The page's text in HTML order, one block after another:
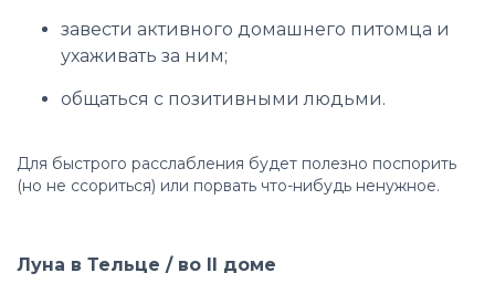
завести активного домашнего питомца и
ухаживать за ним;
общаться с позитивными людьми.
Для быстрого расслабления будет полезно поспорить
(но не ссориться) или порвать что-нибудь ненужное.
Луна в Тельце / во II доме